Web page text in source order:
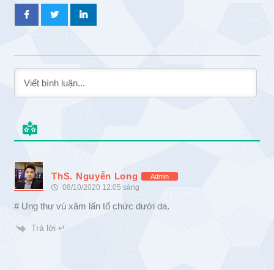
ThS. Nguyễn Long Admin
08/10/2020 12:05 sáng
# Ung thư vú xâm lấn tổ chức dưới da.
Trả lời ↵